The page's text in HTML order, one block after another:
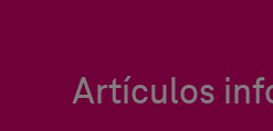
Artículos